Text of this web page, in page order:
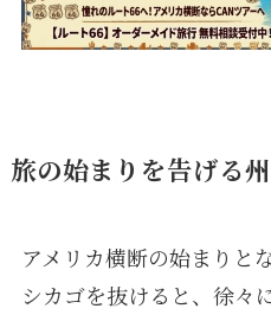
旅の始まりを告げる
アメリカ横断の始まりと
シカゴを抜けると、徐々